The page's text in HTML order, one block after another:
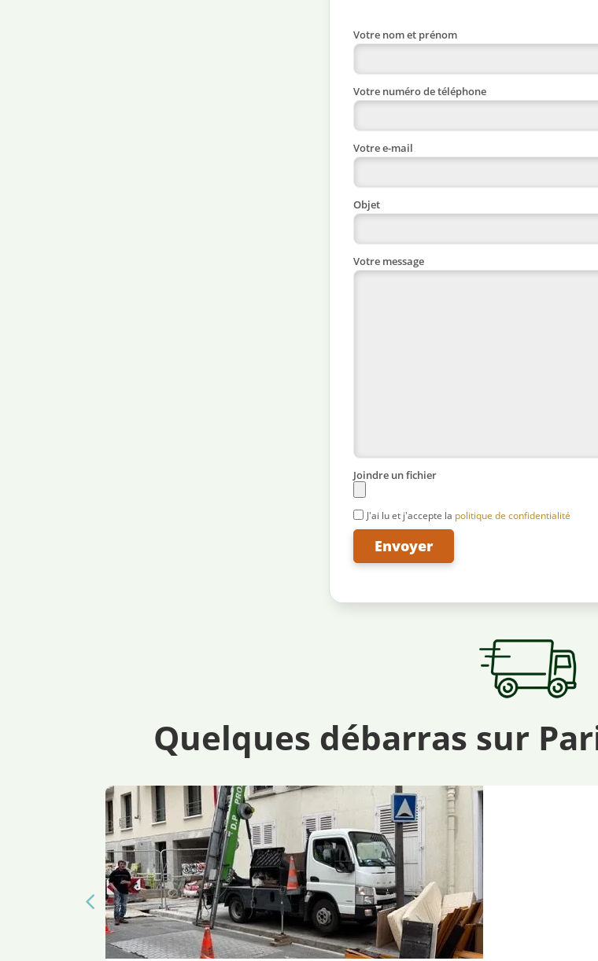
Votre nom et prénom
Votre numéro de téléphone
Votre e-mail
Objet
Votre message
Joindre un fichier
J'ai lu et j'accepte la politique de confidentialité
Envoyer
Quelques débarras sur